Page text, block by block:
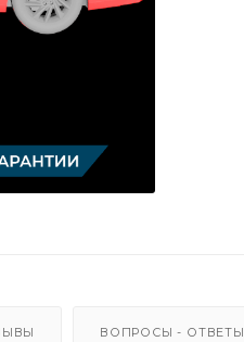
ВОПРОСЫ - ОТВЕТЫ